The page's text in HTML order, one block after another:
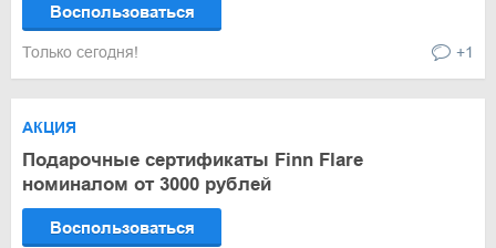
Воспользоваться
Только сегодня! +1
АКЦИЯ
Подарочные сертификаты Finn Flare
номиналом от 3000 рублей
Воспользоваться